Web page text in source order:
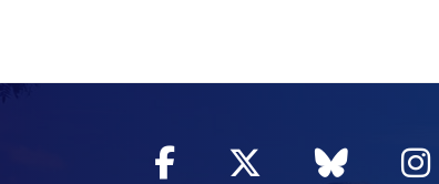
Facebook
, Ouvre une
Twitter
, Ouvre une
Bluesky
,